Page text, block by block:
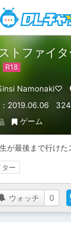
トファイ
Namonaki♡
2019.06.06
ゲーム
が最後まで行けた
ウォッチ 0
ー